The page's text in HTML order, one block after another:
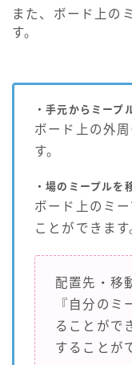
また、ボード上の
す。
・手元からミープ
ボード上の外
す。
・場のミープルを
ボード上のミ
ことができます
配置先・移
『自分のミ
ることがで
することが